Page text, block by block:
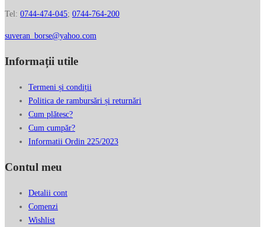
Tel: 0744-474-045; 0744-764-200
suveran_borse@yahoo.com
Informații utile
Termeni și condiții
Politica de rambursări și returnări
Cum plătesc?
Cum cumpăr?
Informatii Ordin 225/2023
Contul meu
Detalii cont
Comenzi
Wishlist